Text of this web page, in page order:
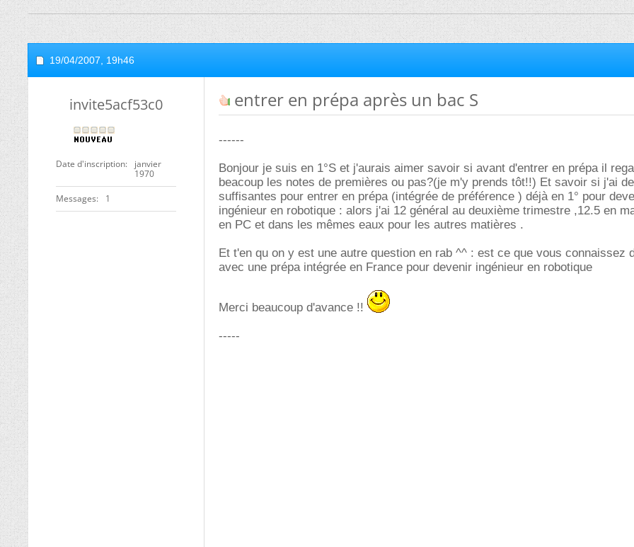
19/04/2007, 19h46
invite5acf53c0
Date d'inscription
janvier
1970
Messages 1
entrer en prépa après un bac S
------
Bonjour je suis en 1°S et j'aurais aimer savoir si avant d'entrer en prépa il
beacoup les notes de premières ou pas?(je m'y prends tôt!!) Et savoir si j'ai
suffisantes pour entrer en prépa (intégrée de préférence ) déjà en 1° pour
ingénieur en robotique : alors j'ai 12 général au deuxième trimestre ,12.5 en
en PC et dans les mêmes eaux pour les autres matières .
Et t'en qu on y est une autre question en rab ^^ : est ce que vous connaissez
avec une prépa intégrée en France pour devenir ingénieur en robotique
Merci beaucoup d'avance !!
-----